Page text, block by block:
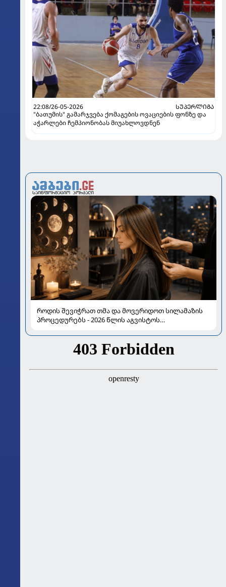
22:08/26-05-2026
ᲡᲣᲞᲔᲠᲚᲘᲒᲐ
"ბათუმის" გამარჯვება ქომაგების ოვაციების ფონზე და
აჭარლები ჩემპიონობას მიუახლოვდნენ
როდის შევიჭრათ თმა და მოვერიდოთ სილამაზის
პროცედურებს - 2026 წლის აგვისტოს